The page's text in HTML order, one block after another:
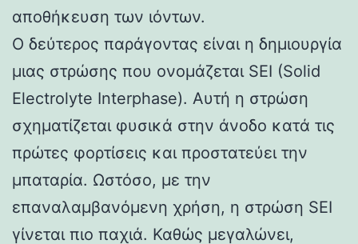
αποθήκευση των ιόντων.
Ο δεύτερος παράγοντας είναι η δημιουργία
μιας στρώσης που ονομάζεται SEI (Solid
Electrolyte Interphase). Αυτή η στρώση
σχηματίζεται φυσικά στην άνοδο κατά τις
πρώτες φορτίσεις και προστατεύει την
μπαταρία. Ωστόσο, με την
επαναλαμβανόμενη χρήση, η στρώση SEI
γίνεται πιο παχιά. Καθώς μεγαλώνει,